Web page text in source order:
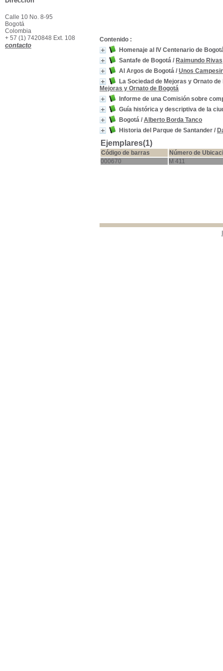
Contenido :
Homenaje al IV Centenario de
Santafe de Bogotá / Raimundo Rivas
Al Argos de Bogotá / Unos
La Sociedad de Mejoras y Ornato
Mejoras y Ornato de Bogotá
Informe de una Comisión sobre
Guía histórica y descriptiva de la
Bogotá / Alberto Borda Tanco
Historia del Parque de Santander /
Ejemplares(1)
Código de barras
Número de
000670
M 411
Calle 10 No. 8-95
Bogotá
Colombia
+ 57 (1) 7420848 Ext. 108
contacto